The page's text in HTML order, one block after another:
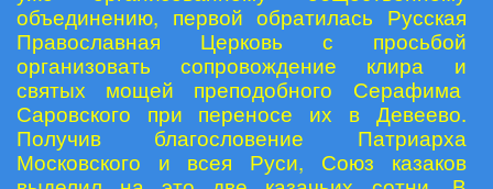
объединению, первой обратилась Русская
Православная Церковь с просьбой
организовать сопровождение клира и
святых мощей преподобного Серафима
Саровского при переносе их в Девеево.
Получив благословение Патриарха
Московского и всея Руси, Союз казаков